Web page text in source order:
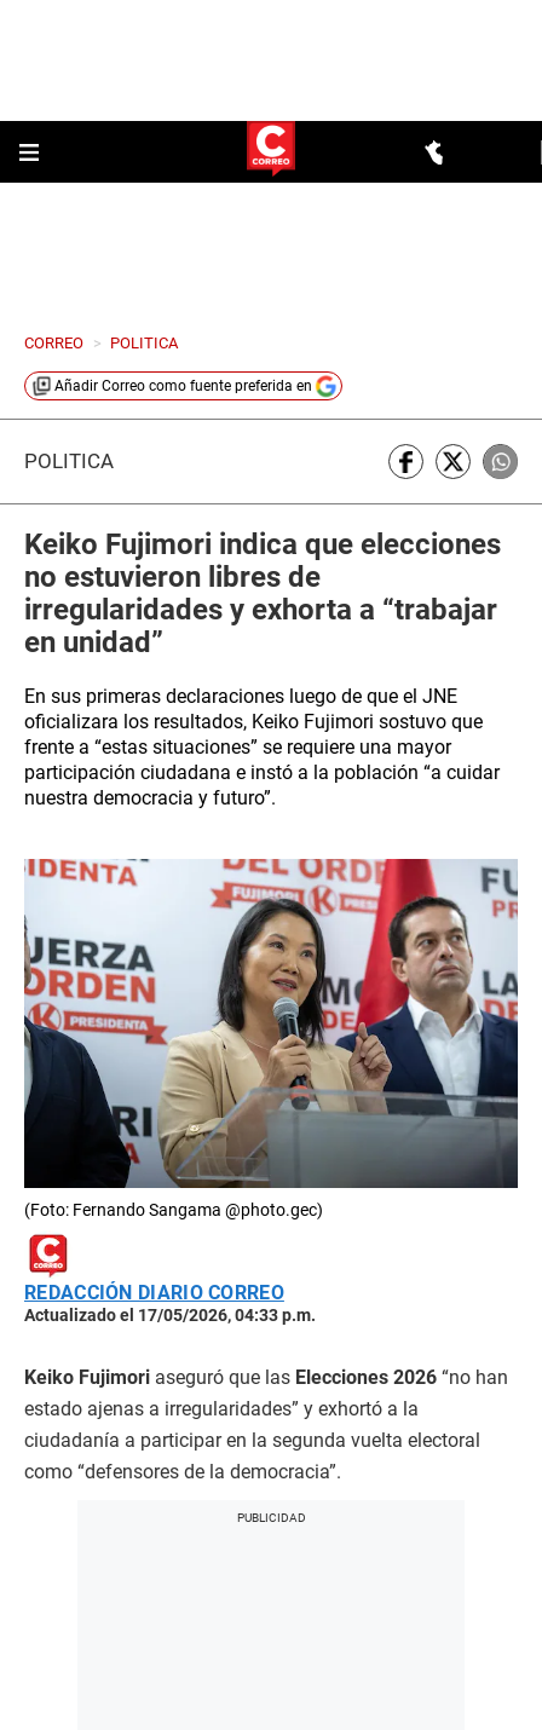
CORREO > POLITICA
Añadir Correo como fuente preferida en
POLÍTICA
Keiko Fujimori indica que elecciones
no estuvieron libres de
irregularidades y exhorta a “trabajar
en unidad”
En sus primeras declaraciones luego de que el JNE
oficializara los resultados, Keiko Fujimori sostuvo que
frente a “estas situaciones” se requiere una mayor
participación ciudadana e instó a la población “a cuidar
nuestra democracia y futuro”.
(Foto: Fernando Sangama @photo.gec)
REDACCIÓN DIARIO CORREO
Actualizado el 17/05/2026, 04:33 p.m.
Keiko Fujimori aseguró que las Elecciones 2026 “no han
estado ajenas a irregularidades” y exhortó a la
ciudadanía a participar en la segunda vuelta electoral
como “defensores de la democracia”.